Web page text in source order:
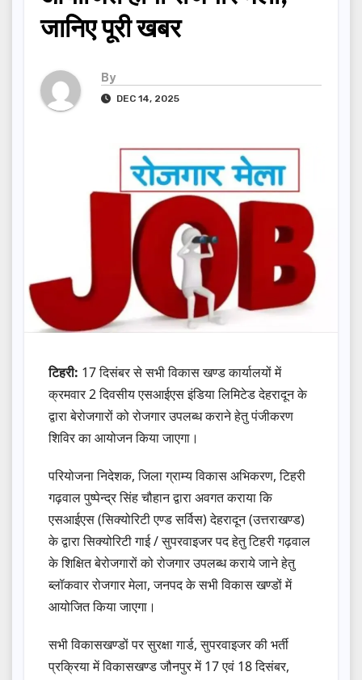
जानिए पूरी खबर
By
DEC 14, 2025
टिहरी: 17 दिसंबर से सभी विकास खण्ड कार्यालयों में
क्रमवार 2 दिवसीय एसआईएस इंडिया लिमिटेड देहरादून के
द्वारा बेरोजगारों को रोजगार उपलब्ध कराने हेतु पंजीकरण
शिविर का आयोजन किया जाएगा।
परियोजना निदेशक, जिला ग्राम्य विकास अभिकरण, टिहरी
गढ़वाल पुष्पेन्द्र सिंह चौहान द्वारा अवगत कराया कि
एसआईएस (सिक्योरिटी एण्ड सर्विस) देहरादून (उत्तराखण्ड)
के द्वारा सिक्योरिटी गाई / सुपरवाइजर पद हेतु टिहरी गढ़वाल
के शिक्षित बेरोजगारों को रोजगार उपलब्ध कराये जाने हेतु
ब्लॉकवार रोजगार मेला, जनपद के सभी विकास खण्डों में
आयोजित किया जाएगा।
सभी विकासखण्डों पर सुरक्षा गार्ड, सुपरवाइजर की भर्ती
प्रक्रिया में विकासखण्ड जौनपुर में 17 एवं 18 दिसंबर,